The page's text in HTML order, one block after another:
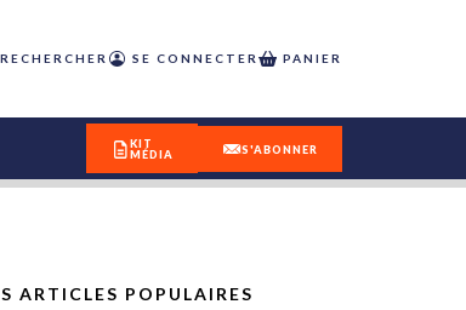
RECHERCHER SE CONNECTER PANIER
KIT
MÉDIA
S'ABONNER
ARTICLES POPULAIRES